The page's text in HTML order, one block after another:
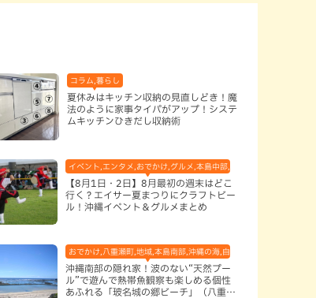
コラム,暮らし
夏休みはキッチン収納の見直しどき！魔
法のように家事タイパがアップ！システ
ムキッチンひきだし収納術
イベント,エンタメ,おでかけ,グルメ,本島中部,本島北部,本島南部
【8月1日・2日】8月最初の週末はどこ
行く？エイサー夏まつりにクラフトビー
ル！沖縄イベント＆グルメまとめ
おでかけ,八重瀬町,地域,本島南部,沖縄の海,自然
沖縄南部の隠れ家！波のない“天然プー
ル”で遊んで熱帯魚観察も楽しめる個性
あふれる「玻名城の郷ビーチ」（八重瀬